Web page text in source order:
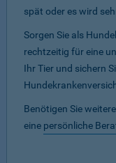
spät oder es wird
Sorgen Sie als
rechtzeitig für eine
Ihr Tier und sichern
Benötigen Sie
eine persönliche